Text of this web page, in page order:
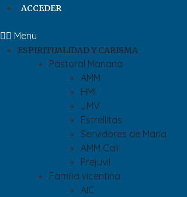
ACCEDER
Menu
ESPIRITUALIDAD Y CARISMA
Pastoral Mariana
AMM
HMI
JMV
Estrellitas
Servidores de María
AMM Cali
Prejuvil
Familia vicentina
AIC